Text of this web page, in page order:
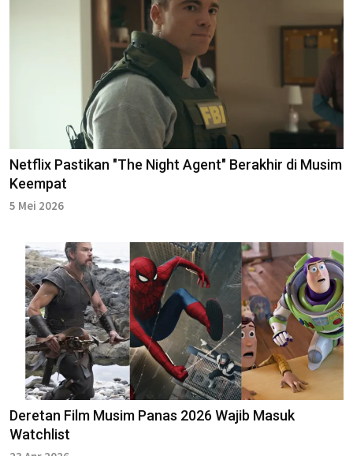
Netflix Pastikan "The Night Agent" Berakhir di Musim
Keempat
5 Mei 2026
Deretan Film Musim Panas 2026 Wajib Masuk
Watchlist